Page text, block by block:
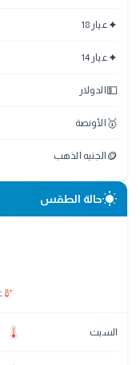
✦عيار 18
✦عيار 14
💵 الدولار
🥇 الأونصة
🪙 الجنيه الذهب
wb_sunnyحالة الطقس
thermostat
السبت